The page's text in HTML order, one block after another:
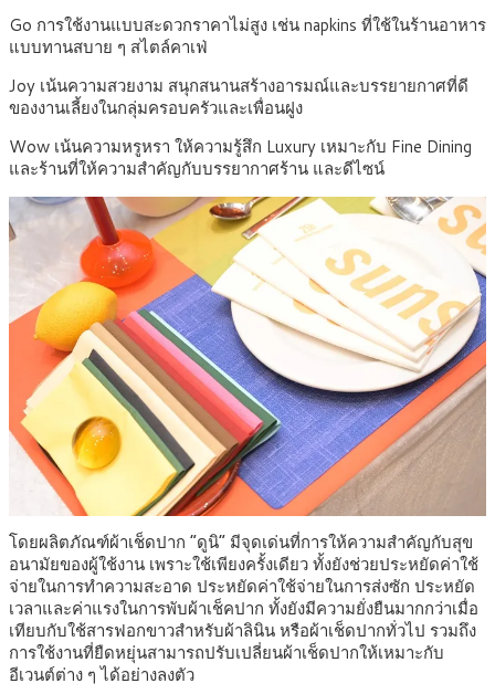
Go การใช้งานแบบสะดวกราคาไม่สูง เช่น napkins ที่ใช้ในร้านอาหาร
แบบทานสบาย ๆ สไตล์คาเฟ่
Joy เน้นความสวยงาม สนุกสนานสร้างอารมณ์และบรรยายกาศที่ดี
ของงานเลี้ยงในกลุ่มครอบครัวและเพื่อนฝูง
Wow เน้นความหรูหรา ให้ความรู้สึก Luxury เหมาะกับ Fine Dining
และร้านที่ให้ความสำคัญกับบรรยากาศร้าน และดีไซน์
โดยผลิตภัณฑ์ผ้าเช็ดปาก “ดูนิ” มีจุดเด่นที่การให้ความสำคัญกับสุข
อนามัยของผู้ใช้งาน เพราะใช้เพียงครั้งเดียว ทั้งยังช่วยประหยัดค่าใช้
จ่ายในการทำความสะอาด ประหยัดค่าใช้จ่ายในการส่งซัก ประหยัด
เวลาและค่าแรงในการพับผ้าเช็คปาก ทั้งยังมีความยั่งยืนมากกว่าเมื่อ
เทียบกับใช้สารฟอกขาวสำหรับผ้าลินิน หรือผ้าเช็ดปากทั่วไป รวมถึง
การใช้งานที่ยืดหยุ่นสามารถปรับเปลี่ยนผ้าเช็ดปากให้เหมาะกับ
อีเวนต์ต่าง ๆ ได้อย่างลงตัว